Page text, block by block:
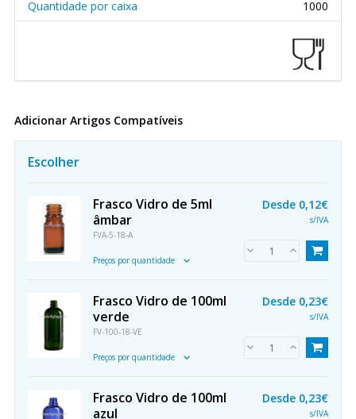
Quantidade por caixa 1000
Adicionar Artigos Compatíveis
Escolher
Frasco Vidro de 5ml
âmbar
FVA-5-18-A
Preços por quantidade
Desde 0,12€
s/IVA
Frasco Vidro de 100ml
verde
FV-100-18-VE
Preços por quantidade
Desde 0,23€
s/IVA
Frasco Vidro de 100ml
azul
Desde 0,23€
s/IVA